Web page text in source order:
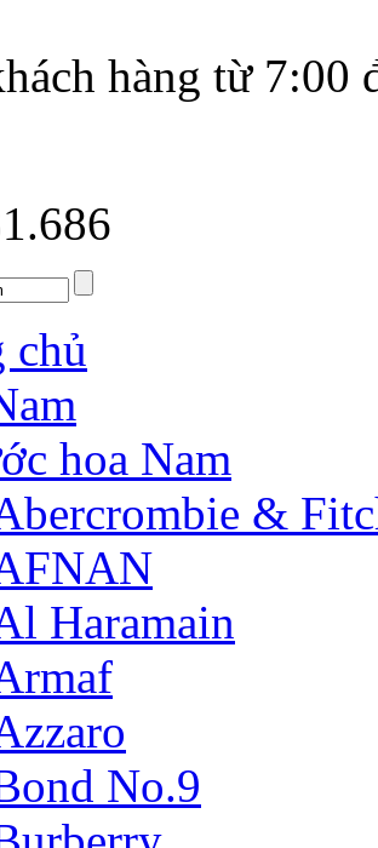
hàng từ 7:00
chủ
hoa Nam
&
Haramain
No.9